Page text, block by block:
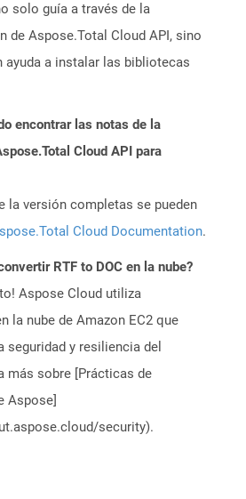
solo guía a través de la
de Aspose.Total Cloud API, sino
ayuda a instalar las bibliotecas
encontrar las notas de la
Cloud API para
la versión completas se pueden
Cloud Documentation.
RTF to DOC en la nube?
Aspose Cloud utiliza
la nube de Amazon EC2 que
seguridad y resiliencia del
más sobre [Prácticas de
Aspose]
security).